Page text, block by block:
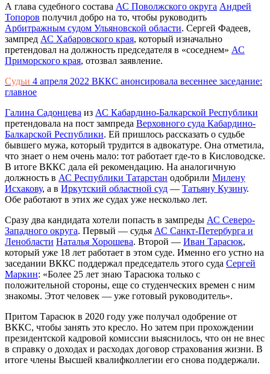
А глава судебного состава АС Поволжского округа Андрей
Топоров получил добро на то, чтобы руководить
Арбитражным судом Ульяновской области. Сергей Фадеев,
зампред АС Хабаровского края, который изначально
претендовал на должность председателя в «соседнем» АС
Приморского края, отозвал заявление.
Судьи 4 апреля 2022 ВККС анонсировала весеннее заседание:
главное
Галина Садонцева из АС Кабардино-Балкарской Республики
претендовала на пост зампреда Верховного суда Кабардино-
Балкарской Республики. Ей пришлось рассказать о судьбе
бывшего мужа, который трудится в адвокатуре. Она отметила,
что знает о нем очень мало: тот работает где-то в Кисловодске.
В итоге ВККС дала ей рекомендацию. На аналогичную
должность в АС Республики Татарстан одобрили Милену
Исхакову, а в Иркутский областной суд — Татьяну Кузину.
Обе работают в этих же судах уже несколько лет.
Сразу два кандидата хотели попасть в зампреды АС Северо-
Западного округа. Первый — судья АС Санкт-Петербурга и
Ленобласти Наталья Хорошева. Второй — Иван Тарасюк,
который уже 18 лет работает в этом суде. Именно его устно на
заседании ВККС поддержал председатель этого суда Сергей
Маркин: «Более 25 лет знаю Тарасюка только с
положительной стороны, еще со студенческих времен с ним
знакомы. Этот человек — уже готовый руководитель».
Притом Тарасюк в 2020 году уже получал одобрение от
ВККС, чтобы занять это кресло. Но затем при прохождении
президентской кадровой комиссии выяснилось, что он не внес
в справку о доходах и расходах договор страхования жизни. В
итоге члены Высшей квалифколлегии его снова поддержали.